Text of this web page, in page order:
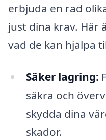
erbjuda en rad
just dina krav. Här
vad de kan hjälpa
Säker lagring:
säkra och
skydda dina
skador.